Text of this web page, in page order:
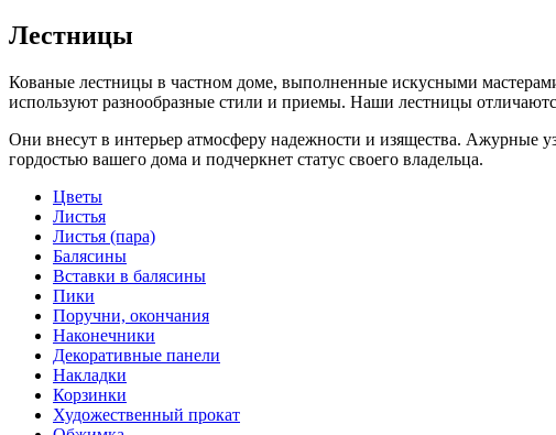
Лестницы
Кованые лестницы в частном доме, выполненные искусными
используют разнообразные стили и приемы. Наши лестницы
Они внесут в интерьер атмосферу надежности и изящества. Ажурные
гордостью вашего дома и подчеркнет статус своего владельца.
Цветы
Листья
Листья (пара)
Балясины
Вставки в балясины
Пики
Поручни, окончания
Наконечники
Декоративные панели
Накладки
Корзинки
Художественный прокат